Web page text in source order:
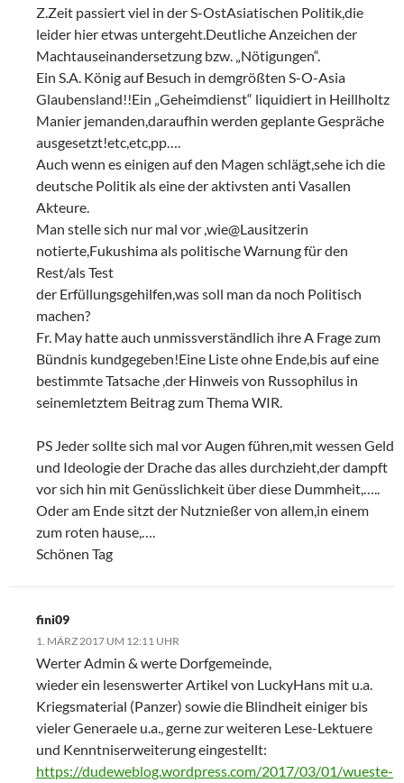
Z.Zeit passiert viel in der S-OstAsiatischen Politik,die
leider hier etwas untergeht.Deutliche Anzeichen der
Machtauseinandersetzung bzw. „Nötigungen“.
Ein S.A. König auf Besuch in demgrößten S-O-Asia
Glaubensland!!Ein „Geheimdienst“ liquidiert in Heillholtz
Manier jemanden,daraufhin werden geplante Gespräche
ausgesetzt!etc,etc,pp….
Auch wenn es einigen auf den Magen schlägt,sehe ich die
deutsche Politik als eine der aktivsten anti Vasallen
Akteure.
Man stelle sich nur mal vor ,wie@Lausitzerin
notierte,Fukushima als politische Warnung für den
Rest/als Test
der Erfüllungsgehilfen,was soll man da noch Politisch
machen?
Fr. May hatte auch unmissverständlich ihre A Frage zum
Bündnis kundgegeben!Eine Liste ohne Ende,bis auf eine
bestimmte Tatsache ,der Hinweis von Russophilus in
seinemletztem Beitrag zum Thema WIR.
PS Jeder sollte sich mal vor Augen führen,mit wessen Geld
und Ideologie der Drache das alles durchzieht,der dampft
vor sich hin mit Genüsslichkeit über diese Dummheit,…..
Oder am Ende sitzt der Nutznießer von allem,in einem
zum roten hause,….
Schönen Tag
fini09
1. MÄRZ 2017 UM 12:11 UHR
Werter Admin & werte Dorfgemeinde,
wieder ein lesenswerter Artikel von LuckyHans mit u.a.
Kriegsmaterial (Panzer) sowie die Blindheit einiger bis
vieler Generaele u.a., gerne zur weiteren Lese-Lektuere
und Kenntniserweiterung eingestellt:
https://dudeweblog.wordpress.com/2017/03/01/wueste-